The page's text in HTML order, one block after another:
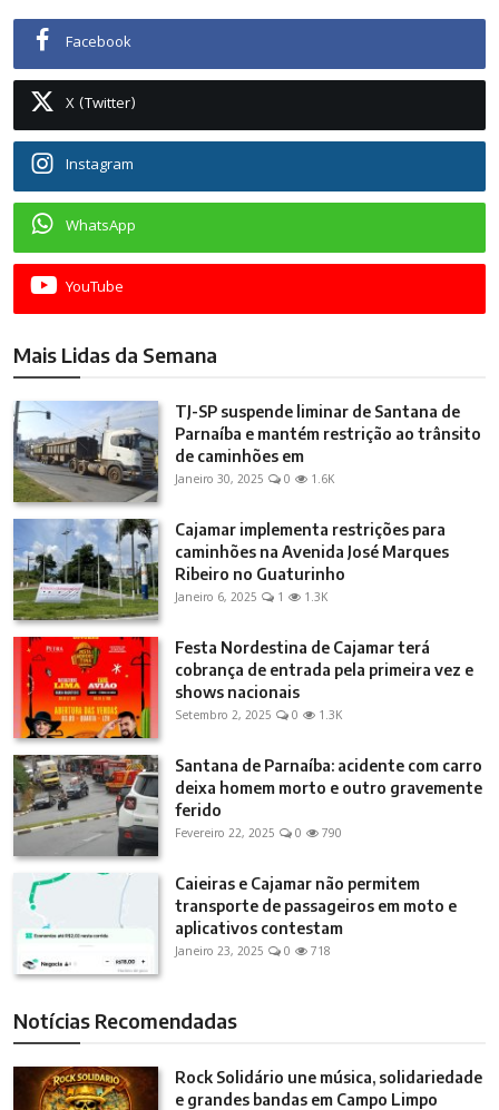
Facebook
X (Twitter)
Instagram
WhatsApp
YouTube
Mais Lidas da Semana
TJ-SP suspende liminar de Santana de
Parnaíba e mantém restrição ao trânsito
de caminhões em
Janeiro 30, 2025 0 1.6K
Cajamar implementa restrições para
caminhões na Avenida José Marques
Ribeiro no Guaturinho
Janeiro 6, 2025 1 1.3K
Festa Nordestina de Cajamar terá
cobrança de entrada pela primeira vez e
shows nacionais
Setembro 2, 2025 0 1.3K
Santana de Parnaíba: acidente com carro
deixa homem morto e outro gravemente
ferido
Fevereiro 22, 2025 0 790
Caieiras e Cajamar não permitem
transporte de passageiros em moto e
aplicativos contestam
Janeiro 23, 2025 0 718
Notícias Recomendadas
Rock Solidário une música, solidariedade
e grandes bandas em Campo Limpo